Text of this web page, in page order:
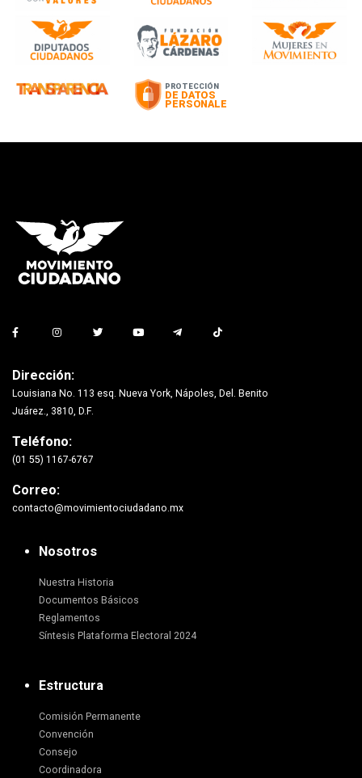
Dirección:
Louisiana No. 113 esq. Nueva York, Nápoles, Del. Benito
Juárez., 3810, D.F.
Teléfono:
(01 55) 1167-6767
Correo:
contacto@movimientociudadano.mx
Nosotros
Nuestra Historia
Documentos Básicos
Reglamentos
Síntesis Plataforma Electoral 2024
Estructura
Comisión Permanente
Convención
Consejo
Coordinadora